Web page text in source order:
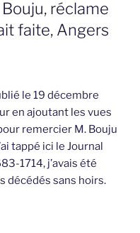
réclame
faite, Angers
le 19 décembre
en ajoutant les vues
remercier M. Bouju
tappé ici le Journal
1714, j’avais été
décédés sans hoirs.